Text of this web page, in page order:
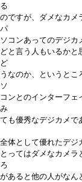
る
のですが、ダメなカメ
パ
ソコンあってのデジ
どと言う人もいるか
ど
うなのか、というと
ソ
コンとのインターフ
み
ても優秀なデジカメで
全体として優れたデジ
とってはダメなカメラ
ろ
があると他の人がなん